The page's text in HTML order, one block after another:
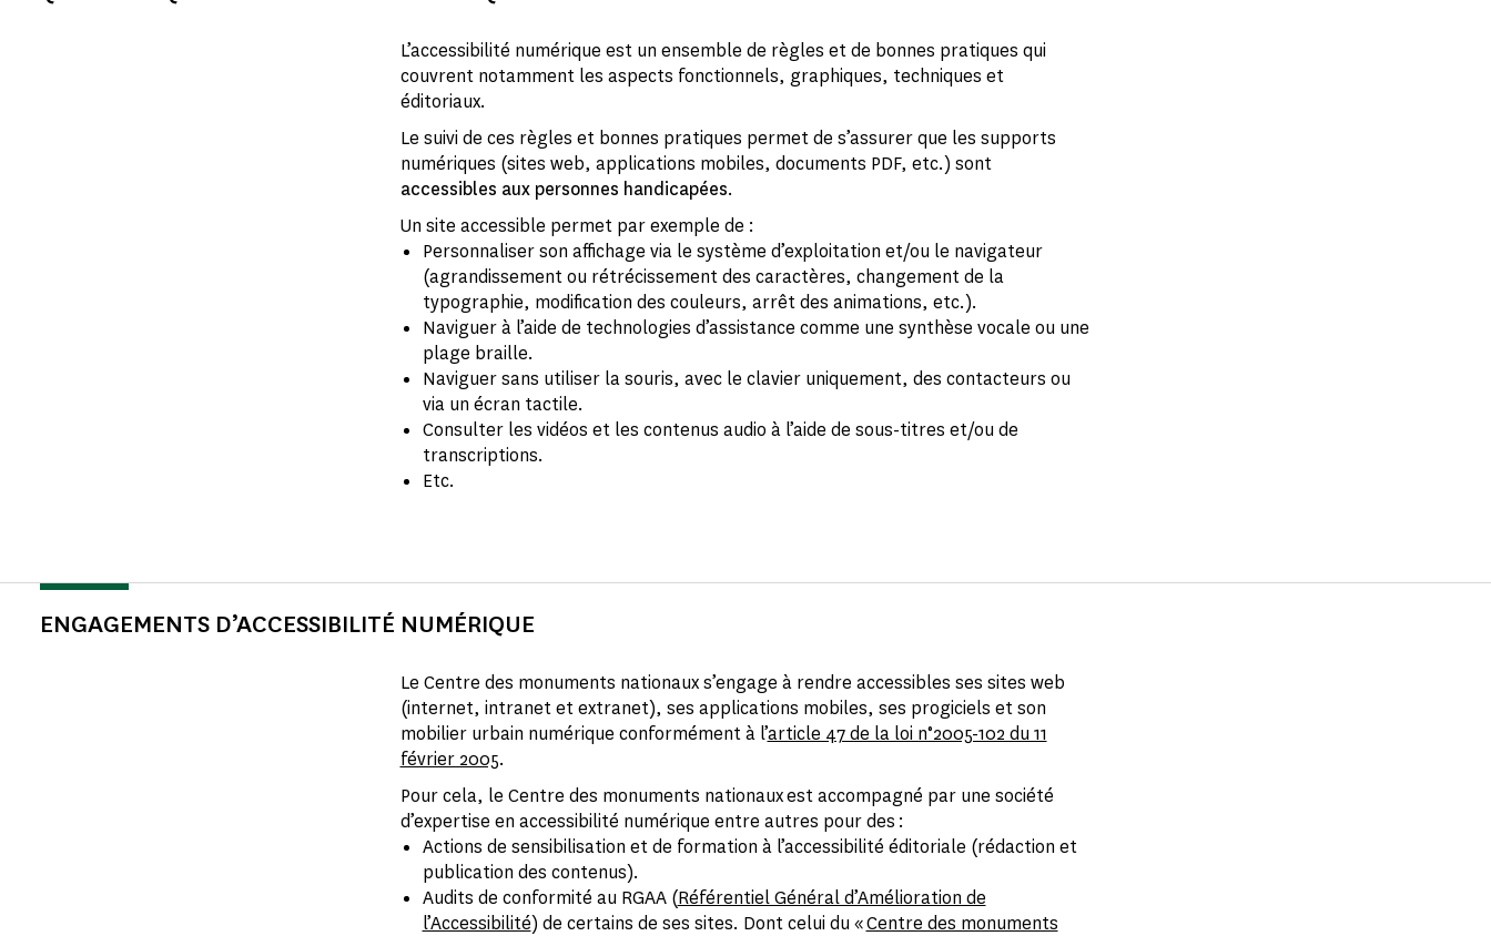
L’accessibilité numérique est un ensemble de règles et de bonnes pratiques qui
couvrent notamment les aspects fonctionnels, graphiques, techniques et
éditoriaux.
Le suivi de ces règles et bonnes pratiques permet de s’assurer que les supports
numériques (sites web, applications mobiles, documents PDF, etc.) sont
accessibles aux personnes handicapées.
Un site accessible permet par exemple de :
Personnaliser son affichage via le système d’exploitation et/ou le navigateur
(agrandissement ou rétrécissement des caractères, changement de la
typographie, modification des couleurs, arrêt des animations, etc.).
Naviguer à l’aide de technologies d’assistance comme une synthèse vocale ou une
plage braille.
Naviguer sans utiliser la souris, avec le clavier uniquement, des contacteurs ou
via un écran tactile.
Consulter les vidéos et les contenus audio à l’aide de sous-titres et/ou de
transcriptions.
Etc.
ENGAGEMENTS D’ACCESSIBILITÉ NUMÉRIQUE
Le Centre des monuments nationaux s’engage à rendre accessibles ses sites web
(internet, intranet et extranet), ses applications mobiles, ses progiciels et son
mobilier urbain numérique conformément à l’article 47 de la loi n°2005-102 du 11
février 2005.
Pour cela, le Centre des monuments nationaux est accompagné par une société
d’expertise en accessibilité numérique entre autres pour des :
Actions de sensibilisation et de formation à l’accessibilité éditoriale (rédaction et
publication des contenus).
Audits de conformité au RGAA (Référentiel Général d’Amélioration de
l’Accessibilité) de certains de ses sites. Dont celui du «Centre des monuments